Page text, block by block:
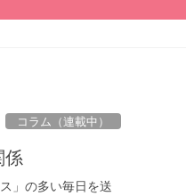
コラム（連載中）
係
」の多い毎日を送